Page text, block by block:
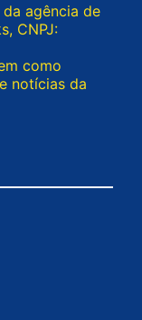
agência de
CNPJ:
como
notícias da